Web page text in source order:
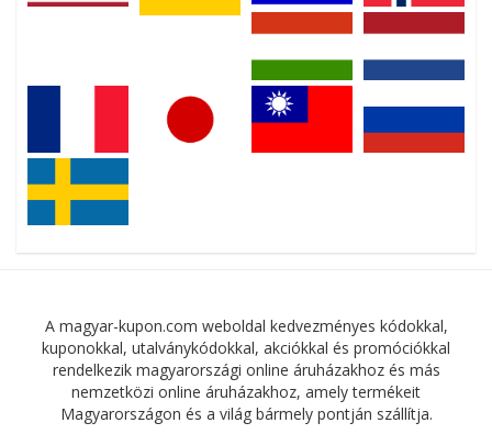
A magyar-kupon.com weboldal kedvezményes kódokkal,
kuponokkal, utalványkódokkal, akciókkal és promóciókkal
rendelkezik magyarországi online áruházakhoz és más
nemzetközi online áruházakhoz, amely termékeit
Magyarországon és a világ bármely pontján szállítja.